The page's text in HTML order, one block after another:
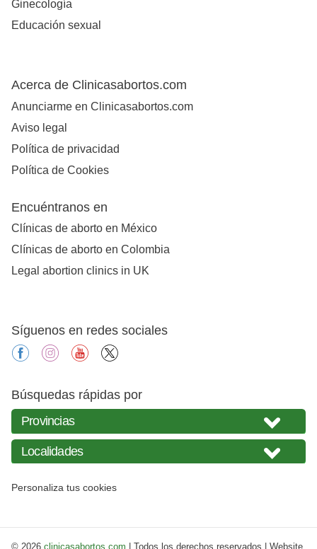
Ginecología
Educación sexual
Acerca de Clinicasabortos.com
Anunciarme en Clinicasabortos.com
Aviso legal
Política de privacidad
Política de Cookies
Encuéntranos en
Clínicas de aborto en México
Clínicas de aborto en Colombia
Legal abortion clinics in UK
Síguenos en redes sociales
facebookinstagramyoutube
Búsquedas rápidas por
Personaliza tus cookies
© 2026 clinicasabortos.com | Todos los derechos reservados | Website